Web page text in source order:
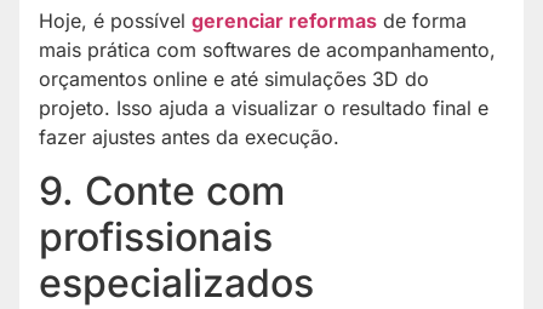
Hoje, é possível gerenciar reformas de forma
mais prática com softwares de acompanhamento,
orçamentos online e até simulações 3D do
projeto. Isso ajuda a visualizar o resultado final e
fazer ajustes antes da execução.
9. Conte com
profissionais
especializados